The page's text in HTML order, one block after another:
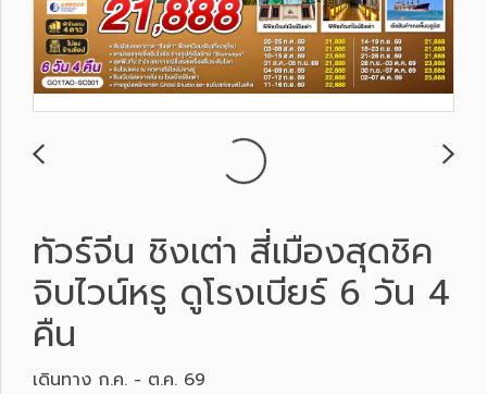
ทัวร์จีน ชิงเต่า สี่เมืองสุดชิค
จิบไวน์หรู ดูโรงเบียร์ 6 วัน 4
คืน
เดินทาง ก.ค. - ต.ค. 69